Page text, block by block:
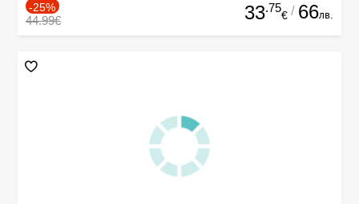
-25%
44.99€ 33.75
€ / 66лв.